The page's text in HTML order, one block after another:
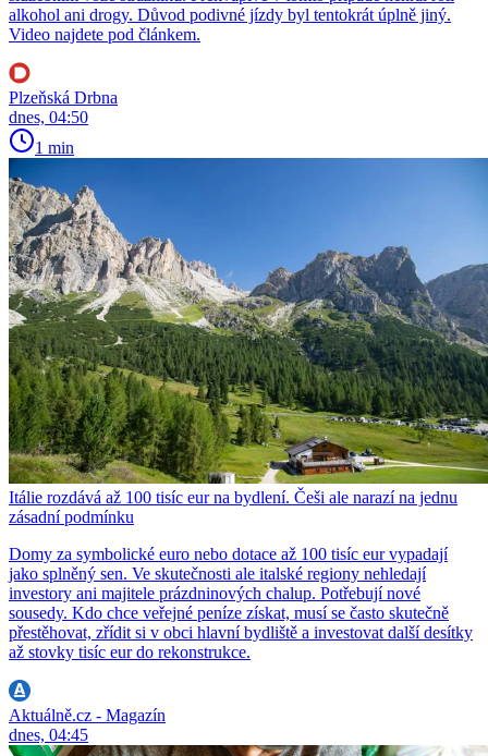
alkohol ani drogy. Důvod podivné jízdy byl tentokrát úplně jiný.
Video najdete pod článkem.
Plzeňská Drbna
dnes, 04:50
1 min
Itálie rozdává až 100 tisíc eur na bydlení. Češi ale narazí na jednu
zásadní podmínku
Domy za symbolické euro nebo dotace až 100 tisíc eur vypadají
jako splněný sen. Ve skutečnosti ale italské regiony nehledají
investory ani majitele prázdninových chalup. Potřebují nové
sousedy. Kdo chce veřejné peníze získat, musí se často skutečně
přestěhovat, zřídit si v obci hlavní bydliště a investovat další desítky
až stovky tisíc eur do rekonstrukce.
Aktuálně.cz - Magazín
dnes, 04:45